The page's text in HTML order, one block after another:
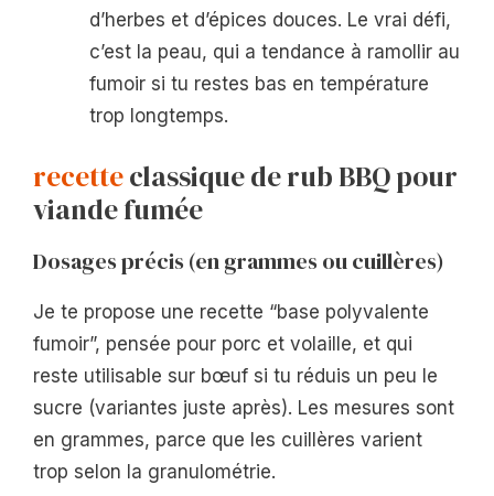
d’herbes et d’épices douces. Le vrai défi,
c’est la peau, qui a tendance à ramollir au
fumoir si tu restes bas en température
trop longtemps.
recetteclassique de rub BBQ pour
viande fumée
Dosages précis (en grammes ou cuillères)
Je te propose une recette “base polyvalente
fumoir”, pensée pour porc et volaille, et qui
reste utilisable sur bœuf si tu réduis un peu le
sucre (variantes juste après). Les mesures sont
en grammes, parce que les cuillères varient
trop selon la granulométrie.